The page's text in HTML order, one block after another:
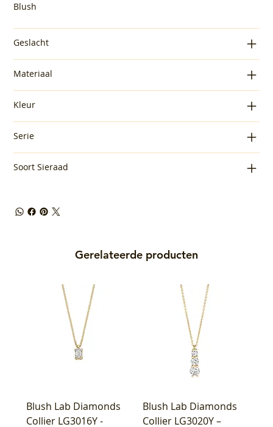
Blush
Geslacht
Materiaal
Kleur
Serie
Soort Sieraad
Gerelateerde producten
Blush Lab Diamonds
Collier LG3016Y -
Blush Lab Diamonds
Collier LG3020Y –